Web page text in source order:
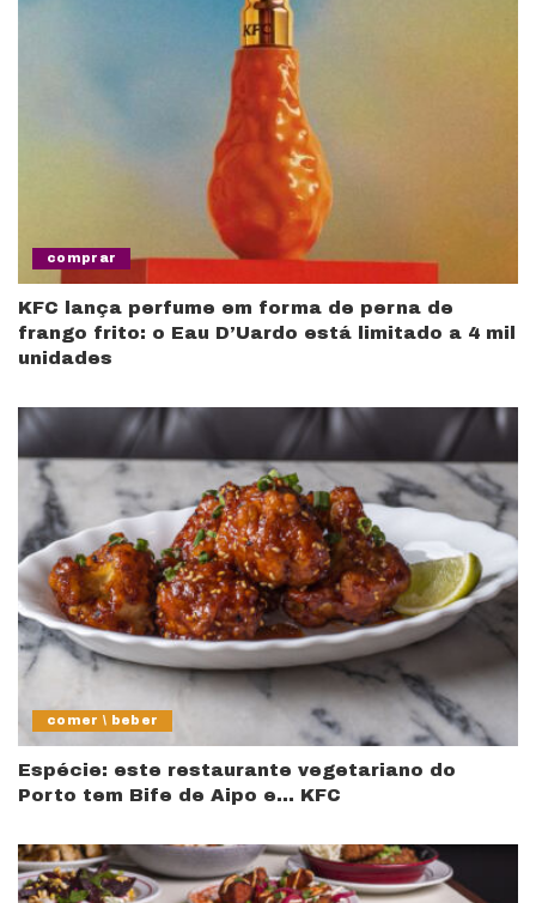
comprar
KFC lança perfume em forma de perna de
frango frito: o Eau D’Uardo está limitado a 4 mil
unidades
comer \ beber
Espécie: este restaurante vegetariano do
Porto tem Bife de Aipo e… KFC